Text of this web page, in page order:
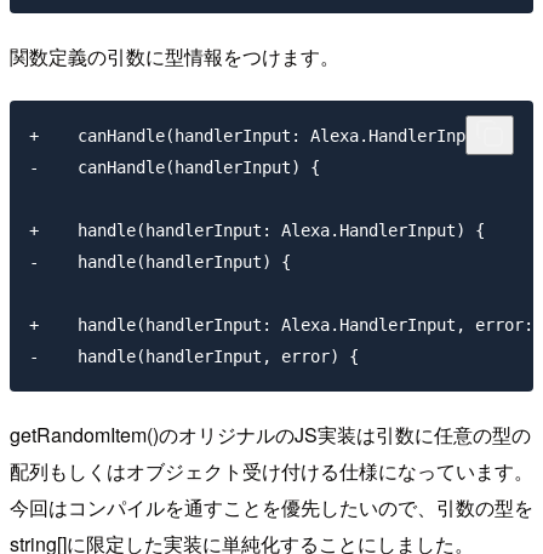
関数定義の引数に型情報をつけます。
+    canHandle(handlerInput: Alexa.HandlerInput) {
-    canHandle(handlerInput) {
+    handle(handlerInput: Alexa.HandlerInput) {
-    handle(handlerInput) {
+    handle(handlerInput: Alexa.HandlerInput,
getRandomItem()のオリジナルのJS実装は引数に任意の型の
配列もしくはオブジェクト受け付ける仕様になっています。
今回はコンパイルを通すことを優先したいので、引数の型を
string[]に限定した実装に単純化することにしました。